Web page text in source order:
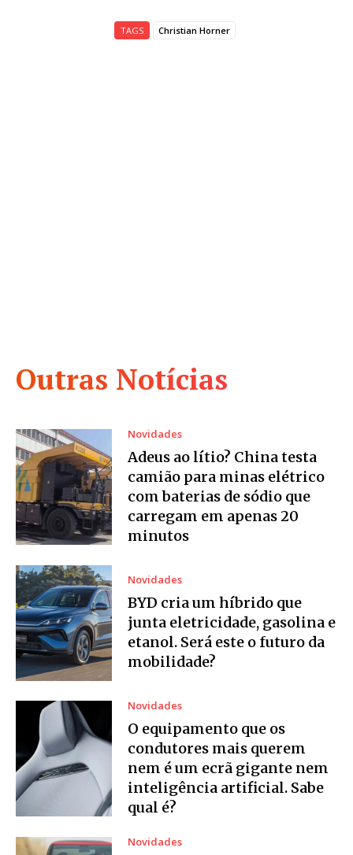
Outras Notícias
Novidades
Adeus ao lítio? China testa
camião para minas elétrico
com baterias de sódio que
carregam em apenas 20
minutos
Novidades
BYD cria um híbrido que
junta eletricidade, gasolina e
etanol. Será este o futuro da
mobilidade?
Novidades
O equipamento que os
condutores mais querem
nem é um ecrã gigante nem
inteligência artificial. Sabe
qual é?
Novidades
TAGS Christian Horner